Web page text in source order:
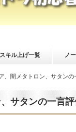
スキル上げ一覧 ノ
、闇メタトロン、サタンの
サタンの一言